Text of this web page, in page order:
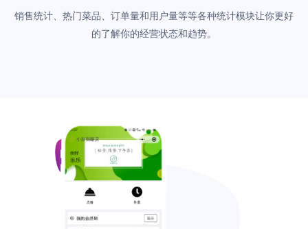
销售统计、热门菜品、订单量和用户量等等各种统计模块让你更好
的了解你的经营状态和趋势。